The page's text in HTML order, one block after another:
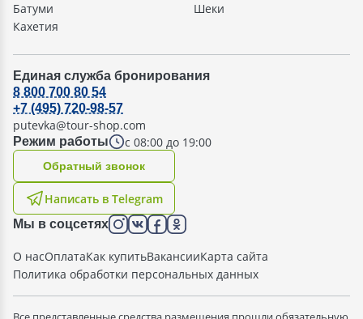
Батуми
Кахетия
Шеки
Единая служба бронирования
Режим работы с 08:00 до 19:00
8 800 700 80 54
+7 (495) 720-98-57
putevka@tour-shop.com
Написать в Telegram
Oбратный звонок
Мы в соцсетях
О насОплатаКак купитьВакансииКарта сайта
Политика обработки персональных данных